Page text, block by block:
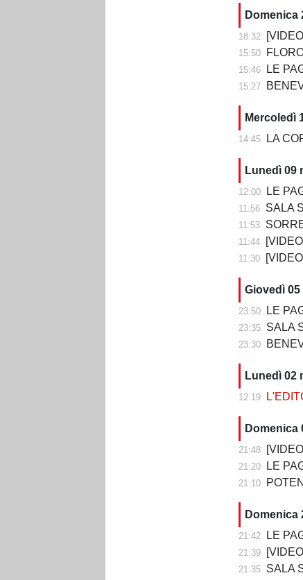
Domenica
18:32 [VIDEO]
15:50 FLORO
15:46 LE PAGELLE
15:27
Mercoledì
14:45 LA
Lunedì 09
12:00 LE
11:56 SALA
11:53
11:44 [VIDEO]
11:30
Giovedì 05
23:50 LE
23:35 SALA
23:30
Lunedì 02
12:19
Domenica
21:48
21:20 LE
21:10
Domenica
21:42 LE
21:39 [VIDEO]
21:35 SALA